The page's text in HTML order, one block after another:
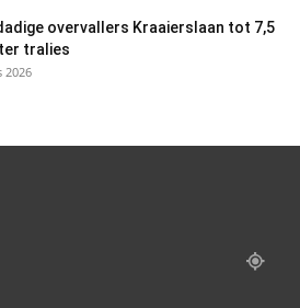
overvallers Kraaierslaan tot 7,5
tralies
2026